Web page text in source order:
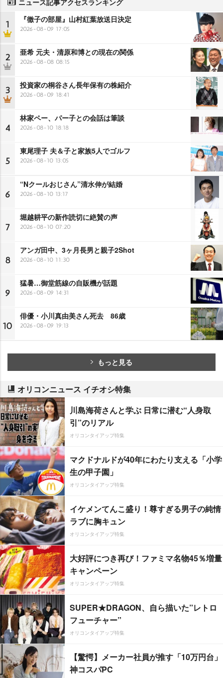
ニュース記事アクセスランキング
1 『徹子の部屋』山村紅葉放送日決定
2026-08-09 17:05
2 亜希 元夫・清原和博との現在の関係
2026-08-08 08:15
3 投資家の桐谷さん長年保有の株紹介
2026-08-09 18:41
4
林家ペー、パー子との会話は筆談
2026-08-10 18:18
5
東尾理子 夫＆子と家族5人でゴルフ
2026-08-10 13:05
6
“Nクールおじさん”清水伸が結婚
2026-08-10 13:17
7
堀越耕平の新作読切に絶賛の声
2026-08-10 07:20
8
アンガ田中、3ヶ月長男と親子2Shot
2026-08-10 11:30
9
猛暑…御堂筋線の自販機が話題
2026-08-09 14:31
10
俳優・小川真由美さん死去 86歳
2026-08-09 19:13
もっと見る
オリコンニュース イチオシ特集
川島海荷さんと学ぶ 日常に潜む“人身取
引”のリアル
オリコンタイアップ特集
マクドナルドが40年にわたり支える「小学
生の甲子園」
オリコンタイアップ特集
イケメンてんこ盛り！尊すぎる男子の純情
ラブに胸キュン
オリコンタイアップ特集
大好評につき再び！ファミマ名物45％増量
キャンペーン
オリコンタイアップ特集
SUPER★DRAGON、自ら描いた”レトロ
フューチャー”
オリコンタイアップ特集
【驚愕】メーカー社員が推す「10万円台」
神コスパPC